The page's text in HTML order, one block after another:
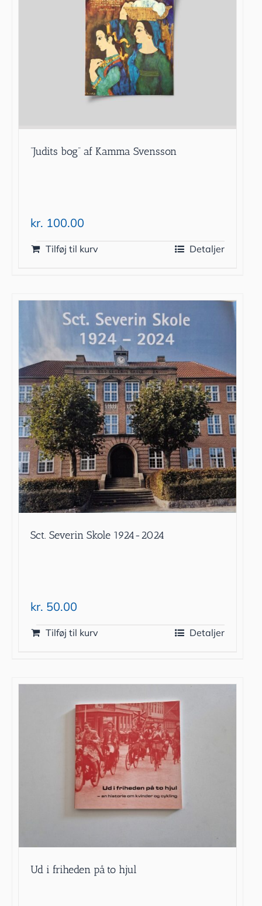
”Judits bog” af Kamma Svensson
kr. 100.00
Tilføj til kurv Detaljer
Sct. Severin Skole 1924-2024
kr. 50.00
Tilføj til kurv Detaljer
Ud i friheden på to hjul